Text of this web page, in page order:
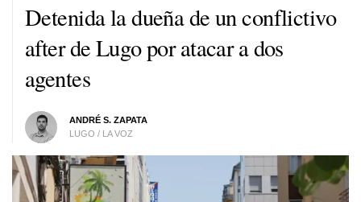
Detenida la dueña de un conflictivo
after de Lugo por atacar a dos
agentes
ANDRÉ S. ZAPATA
LUGO / LA VOZ